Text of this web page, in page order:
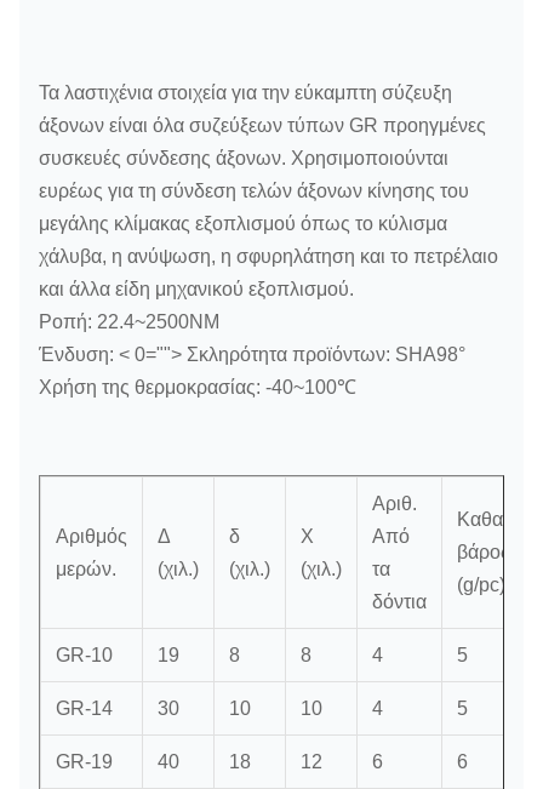
Τα λαστιχένια στοιχεία για την εύκαμπτη σύζευξη
άξονων είναι όλα συζεύξεων τύπων GR προηγμένες
συσκευές σύνδεσης άξονων. Χρησιμοποιούνται
ευρέως για τη σύνδεση τελών άξονων κίνησης του
μεγάλης κλίμακας εξοπλισμού όπως το κύλισμα
χάλυβα, η ανύψωση, η σφυρηλάτηση και το πετρέλαιο
και άλλα είδη μηχανικού εξοπλισμού.
Ροπή: 22.4~2500NM
Ένδυση: < 0=""> Σκληρότητα προϊόντων: SHA98°
Χρήση της θερμοκρασίας: -40~100℃
Αριθμός
μερών.
Δ
(χιλ.)
δ
(χιλ.)
Χ
(χιλ.)
Αριθ.
Από
τα
δόντια
Καθαρό
βάρος
(g/pc)
GR-10 19 8 8 4 5
GR-14 30 10 10 4 5
GR-19 40 18 12 6 6